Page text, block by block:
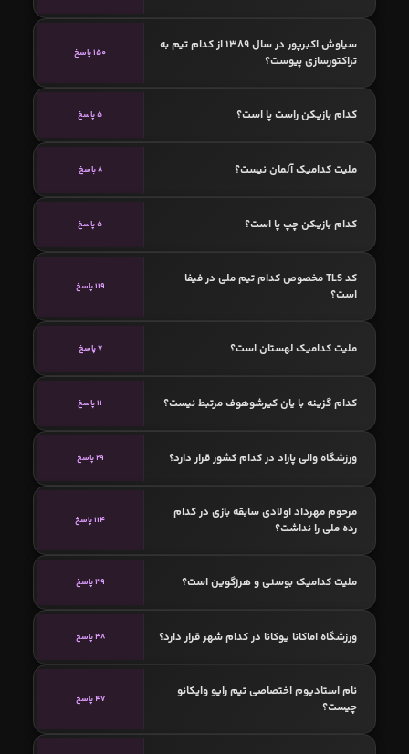
سیاوش اکبرپور در سال 1389 از کدام تیم به
تراکتورسازی پیوست؟
150 پاسخ
کدام بازیکن راست پا است؟ 5 پاسخ
ملیت کدامیک آلمان نیست؟ 8 پاسخ
کدام بازیکن چپ پا است؟ 5 پاسخ
کد TLS مخصوص کدام تیم ملی در فیفا
است؟
119 پاسخ
ملیت کدامیک لهستان است؟ 7 پاسخ
کدام گزینه با یان کیرشوهوف مرتبط نیست؟ 11 پاسخ
ورزشگاه والی پاراد در کدام کشور قرار دارد؟ 29 پاسخ
مرحوم مهرداد اولادی سابقه بازی در کدام
رده ملی را نداشت؟
114 پاسخ
ملیت کدامیک بوسنی و هرزگوین است؟ 39 پاسخ
ورزشگاه اماکانا یوکانا در کدام شهر قرار دارد؟ 38 پاسخ
نام استادیوم اختصاصی تیم رایو وایکانو
چیست؟
47 پاسخ